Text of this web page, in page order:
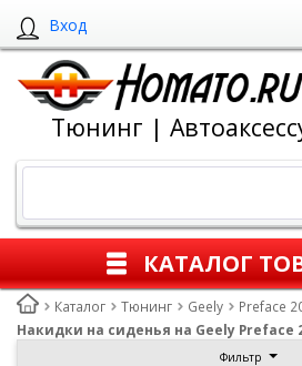
Вход
Тюнинг |
КАТАЛОГ
Каталог Тюнинг Geely
Preface
Накидки на сиденья на Geely Preface
Фильтр